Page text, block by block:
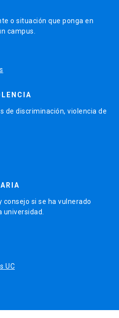
o situación que ponga en
campus.
de discriminación, violencia de
si se ha vulnerado
universidad.
UC